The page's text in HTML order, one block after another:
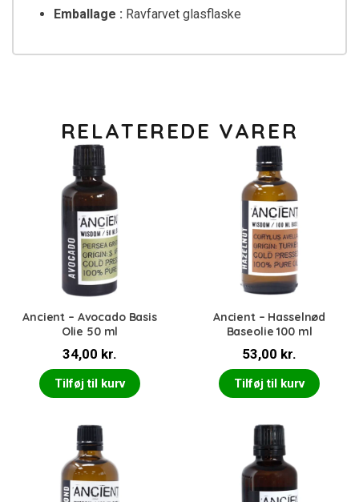
Emballage : Ravfarvet glasflaske
RELATEREDE VARER
Ancient – Avocado Basis
Olie 50 ml
34,00 kr.
Tilføj til kurv
Ancient – Hasselnød
Baseolie 100 ml
53,00 kr.
Tilføj til kurv